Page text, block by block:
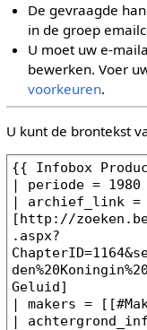
De gevraagde
in de groep
U moet uw e-
bewerken. Voer
voorkeuren.
U kunt de brontekst